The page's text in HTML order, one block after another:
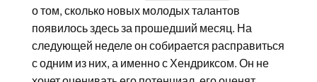
о том, сколько новых молодых талантов
появилось здесь за прошедший месяц. На
следующей неделе он собирается расправиться
с одним из них, а именно с Хендриксом. Он не